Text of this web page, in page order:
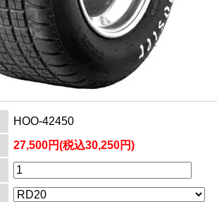
HOO-42450
27,500円(税込30,250円)